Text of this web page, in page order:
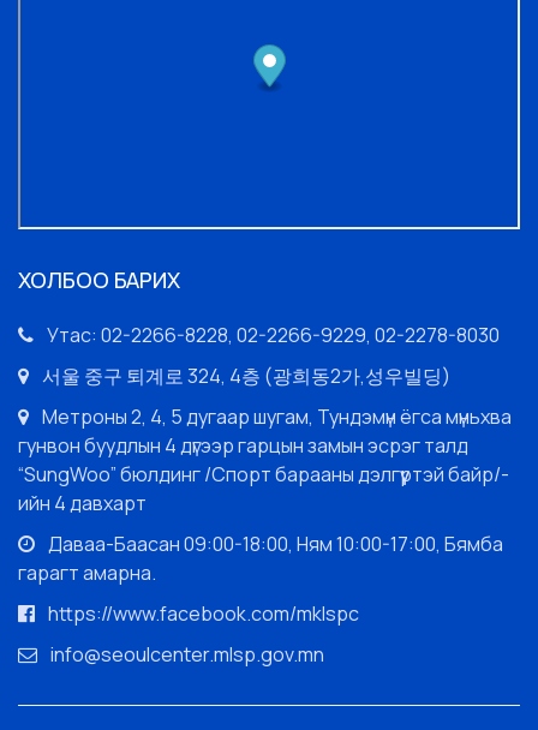
ХОЛБОО БАРИХ
Утас: 02-2266-8228, 02-2266-9229, 02-2278-8030
서울 중구 퇴계로 324, 4층 (광희동2가,성우빌딩)
Метроны 2, 4, 5 дугаар шугам, Тундэмүн ёгса мүньхва
гунвон буудлын 4 дүгээр гарцын замын эсрэг талд
“SungWoo” бюлдинг /Спорт барааны дэлгүүртэй байр/-
ийн 4 давхарт
Даваа-Баасан 09:00-18:00, Ням 10:00-17:00, Бямба
гарагт амарна.
https://www.facebook.com/mklspc
info@seoulcenter.mlsp.gov.mn